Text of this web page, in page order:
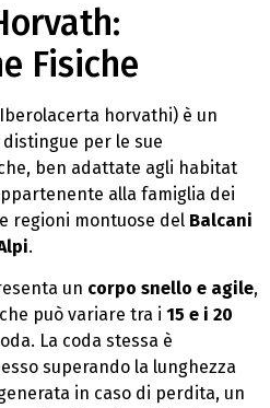
Fisiche
horvathi) è un
per le sue
ben adattate agli habitat
alla famiglia dei
regioni montuose del Balcani
.
un corpo snello e agile,
può variare tra i 15 e i 20
La coda stessa è
superando la lunghezza
in caso di perdita, un